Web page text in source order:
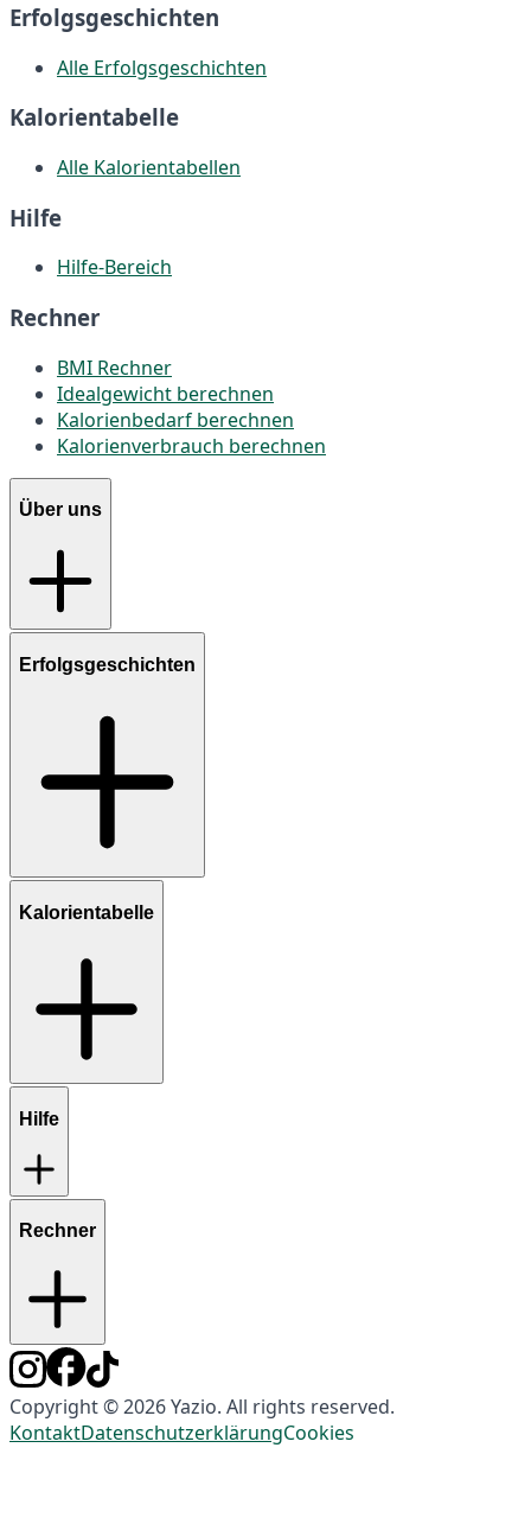
Erfolgsgeschichten
Alle Erfolgsgeschichten
Kalorientabelle
Alle Kalorientabellen
Hilfe
Hilfe-Bereich
Rechner
BMI Rechner
Idealgewicht berechnen
Kalorienbedarf berechnen
Kalorienverbrauch berechnen
Über uns
Erfolgsgeschichten
Kalorientabelle
Hilfe
Rechner
Copyright © 2026 Yazio. All rights reserved.
KontaktDatenschutzerklärungCookies